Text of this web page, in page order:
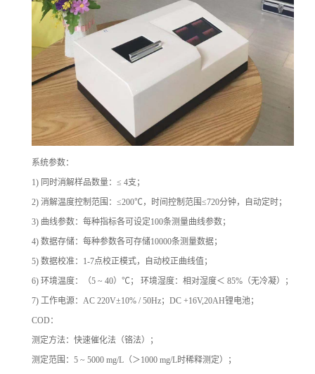
系统参数：
1) 同时消解样品数量： ≤ 4支；
2) 消解温度控制范围： ≤200℃，时间控制范围≤720分钟，自动定时；
3) 曲线参数：每种指标各可设定100条测量曲线参数；
4) 数据存储：每种参数各可存储10000条测量数据；
5) 数据校准： 1-7点校正模式，自动校正曲线值；
6) 环境温度：（5 ~ 40） ℃； 环境湿度：相对湿度＜ 85% （无冷凝）；
7) 工作电源： AC 220V±10% / 50Hz； DC +16V,20AH锂电池；
COD：
测定方法：快速催化法（铬法）；
测定范围： 5 ~ 5000 mg/L （＞1000 mg/L时稀释测定）；